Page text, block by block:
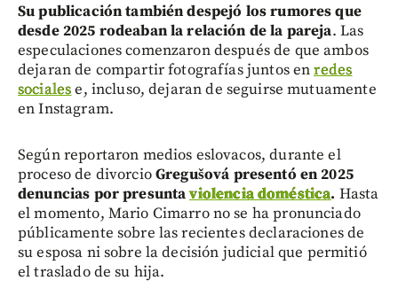
Su publicación también despejó los rumores que
desde 2025 rodeaban la relación de la pareja. Las
especulaciones comenzaron después de que ambos
dejaran de compartir fotografías juntos enredes
socialese, incluso, dejaran de seguirse mutuamente
en Instagram.
Según reportaron medios eslovacos, durante el
proceso de divorcioGregušová presentó en 2025
denuncias por presuntaviolencia doméstica. Hasta
el momento, Mario Cimarro no se ha pronunciado
públicamente sobre las recientes declaraciones de
su esposa ni sobre la decisión judicial que permitió
el traslado de su hija.